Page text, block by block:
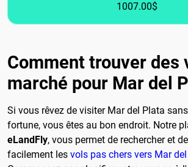
1007.00$
Comment trouver des
marché pour Mar del
Si vous rêvez de visiter Mar del Plata
fortune, vous êtes au bon endroit. Notre
eLandFly, vous permet de rechercher et
facilement les vols pas chers vers Mar